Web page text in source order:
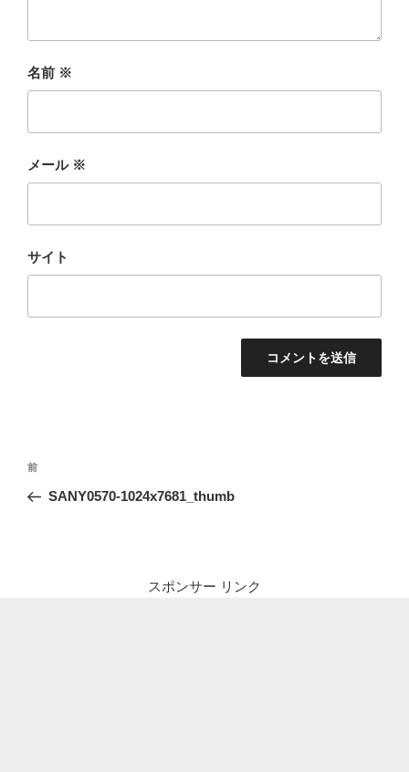
名前 ※
メール ※
サイト
投
ナ
前
の
前
SANY0570-1024x7681_thumb
スポンサー リンク